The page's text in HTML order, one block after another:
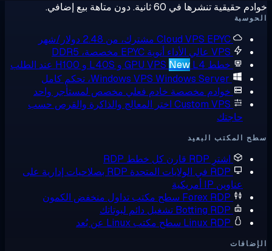
تنشرها في 60 ثانية. دون متاهة بيع إضافي.
Cloud VPSEPYC مشترك، من 2.48 دولار/شهر
VPS عالي الأداء
أنوية EPYC مخصصة، DDR5
خطط GPU VPS
New L4 و L40S و H100 عند الطلب
Windows VPS Windows Server، تحكم كامل
خوادم مخصصةخادم فعلي مخصص لمستأجر واحد
Custom VPS اختر المعالج والذاكرة والقرص حسب
حاجتك
المكتب البعيد
اشترِ RDP
قارن كل خطط RDP
RDP في الولايات المتحدة
RDP بصلاحيات إدارية على
عناوين IP أمريكية
Forex RDP سطح مكتب تداول منخفض الكمون
Botting RDP تشغيل دائم لبوتاتك
Linux RDPسطح مكتب Linux عن بُعد